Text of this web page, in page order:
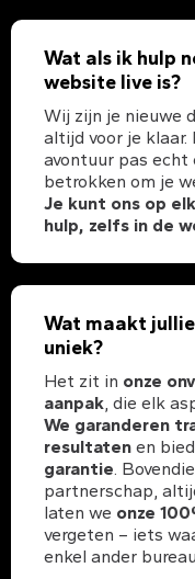
Wat als ik hulp
website live is?
Wij zijn je nieuwe
altijd voor je
avontuur pas echt
betrokken om je
Je kunt ons op
hulp, zelfs in de
Wat maakt
uniek?
Het zit in onze
aanpak, die elk
We garanderen
resultaten en
garantie.
partnerschap,
laten we onze
vergeten – iets
enkel ander